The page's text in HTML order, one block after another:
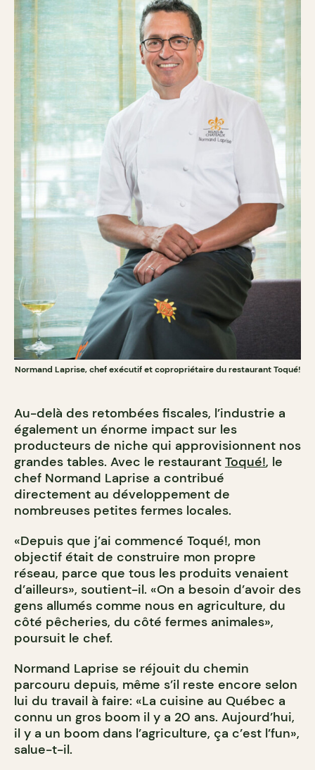
Normand Laprise, chef exécutif et copropriétaire du restaurant Toqué!
Au-delà des retombées fiscales, l’industrie a
également un énorme impact sur les
producteurs de niche qui approvisionnent nos
grandes tables. Avec le restaurant Toqué!, le
chef Normand Laprise a contribué
directement au développement de
nombreuses petites fermes locales.
«Depuis que j’ai commencé Toqué!, mon
objectif était de construire mon propre
réseau, parce que tous les produits venaient
d’ailleurs», soutient-il. «On a besoin d’avoir des
gens allumés comme nous en agriculture, du
côté pêcheries, du côté fermes animales»,
poursuit le chef.
Normand Laprise se réjouit du chemin
parcouru depuis, même s’il reste encore selon
lui du travail à faire: «La cuisine au Québec a
connu un gros boom il y a 20 ans. Aujourd’hui,
il y a un boom dans l’agriculture, ça c’est l’fun»,
salue-t-il.